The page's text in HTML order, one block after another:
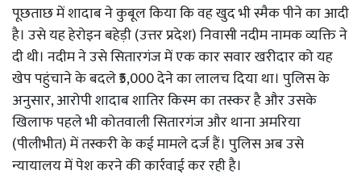
पूछताछ में शादाब ने कुबूल किया कि वह खुद भी स्मैक पीने का आदी
है। उसे यह हेरोइन बहेड़ी (उत्तर प्रदेश) निवासी नदीम नामक व्यक्ति ने
दी थी। नदीम ने उसे सितारगंज में एक कार सवार खरीदार को यह
खेप पहुंचाने के बदले ₹5,000 देने का लालच दिया था। पुलिस के
अनुसार, आरोपी शादाब शातिर किस्म का तस्कर है और उसके
खिलाफ पहले भी कोतवाली सितारगंज और थाना अमरिया
(पीलीभीत) में तस्करी के कई मामले दर्ज हैं। पुलिस अब उसे
न्यायालय में पेश करने की कार्रवाई कर रही है।